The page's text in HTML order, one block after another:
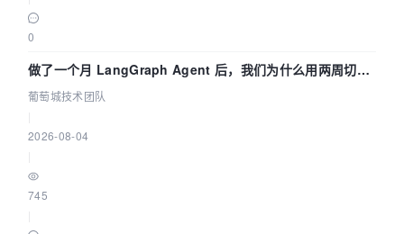
0
做了一个月 LangGraph Agent 后，我们为什么用两周切到
了 Skill？ | 葡萄城技术团队
葡萄城技术团队
2026-08-04
745